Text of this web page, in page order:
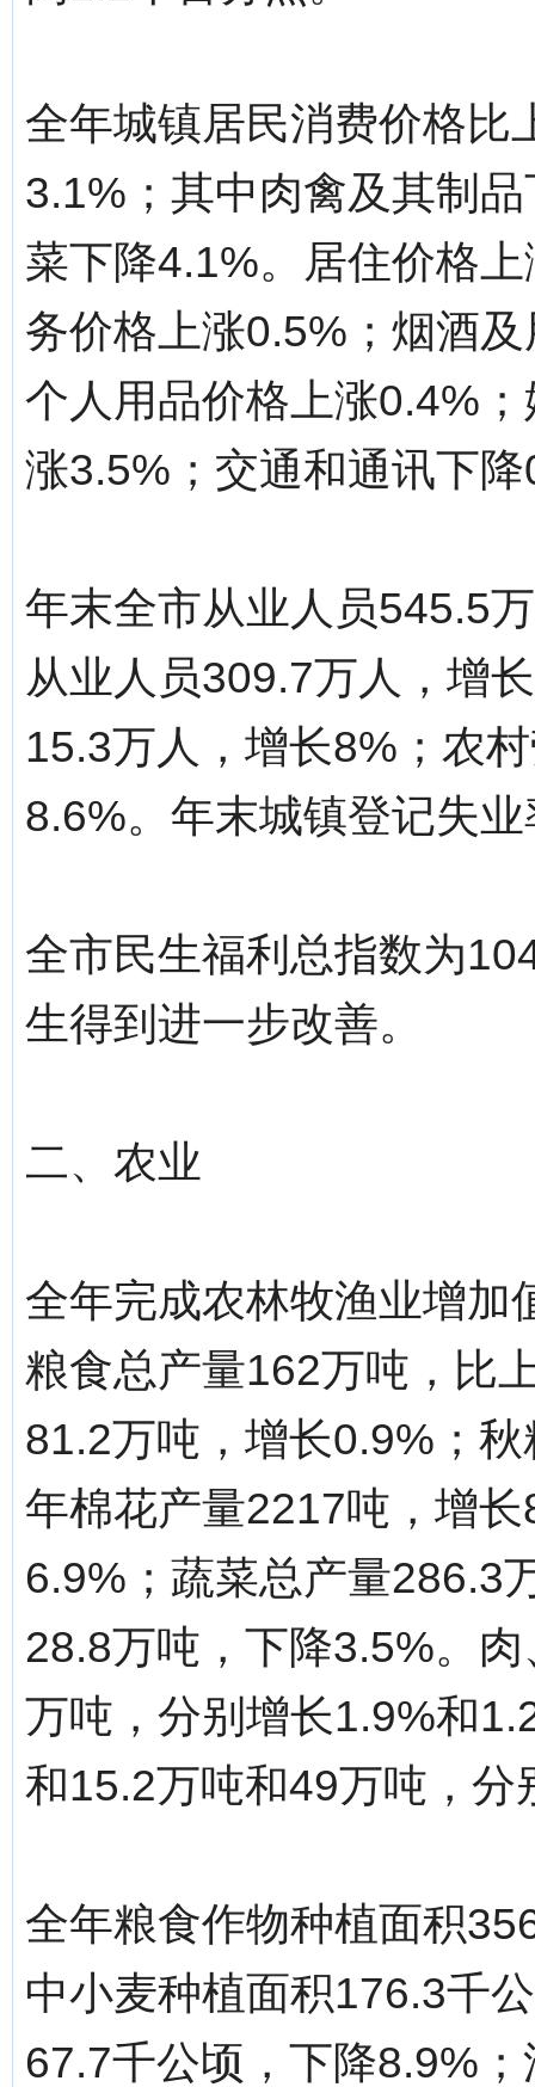
全年城镇居民消费价格比
3.1%；其中肉禽及其制
菜下降4.1%。居住价格
务价格上涨0.5%；烟酒
个人用品价格上涨0.4%
涨3.5%；交通和通讯下
年末全市从业人员545.5
从业人员309.7万人，增
15.3万人，增长8%；农
8.6%。年末城镇登记失
全市民生福利总指数为
生得到进一步改善。
二、农业
全年完成农林牧渔业增加
粮食总产量162万吨，比
81.2万吨，增长0.9%；
年棉花产量2217吨，增
6.9%；蔬菜总产量286.3
28.8万吨，下降3.5%。
万吨，分别增长1.9%和
和15.2万吨和49万吨，分
全年粮食作物种植面积
中小麦种植面积176.3千
67.7千公顷，下降8.9%